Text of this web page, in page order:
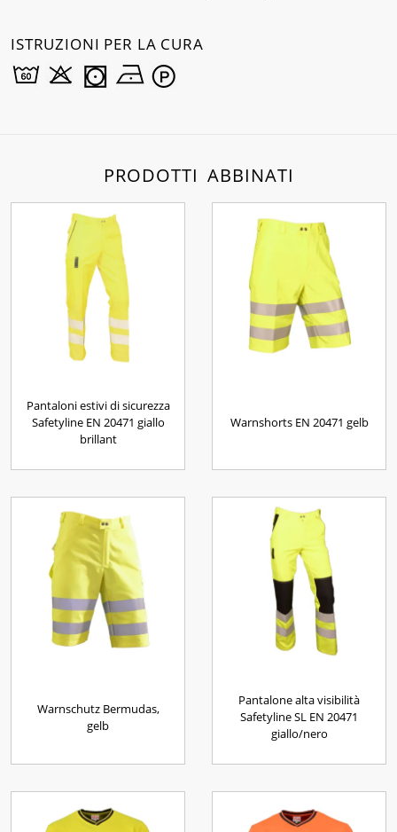
ISTRUZIONI PER LA CURA
PRODOTTI ABBINATI
Pantaloni estivi di sicurezza
Safetyline EN 20471 giallo
brillant
Warnshorts EN 20471 gelb
Warnschutz Bermudas,
gelb
Pantalone alta visibilità
Safetyline SL EN 20471
giallo/nero